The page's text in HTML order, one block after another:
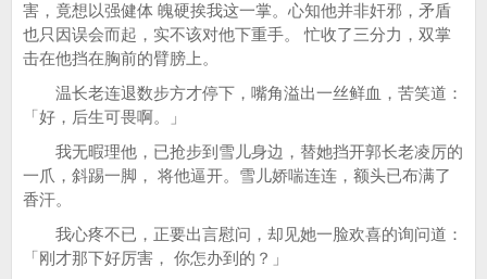
害，竟想以强健体 魄硬挨我这一掌。心知他并非奸邪，矛盾
也只因误会而起，实不该对他下重手。 忙收了三分力，双掌
击在他挡在胸前的臂膀上。
温长老连退数步方才停下，嘴角溢出一丝鲜血，苦笑道：
「好，后生可畏啊。」
我无暇理他，已抢步到雪儿身边，替她挡开郭长老凌厉的
一爪，斜踢一脚， 将他逼开。雪儿娇喘连连，额头已布满了
香汗。
我心疼不已，正要出言慰问，却见她一脸欢喜的询问道：
「刚才那下好厉害， 你怎办到的？」